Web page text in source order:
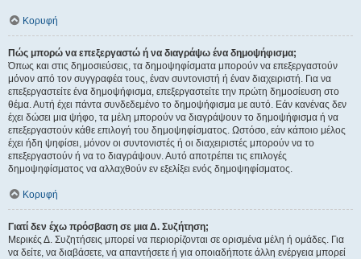
Κορυφή
Πώς μπορώ να επεξεργαστώ ή να διαγράψω ένα δημοψήφισμα;
Όπως και στις δημοσιεύσεις, τα δημοψηφίσματα μπορούν να επεξεργαστούν
μόνον από τον συγγραφέα τους, έναν συντονιστή ή έναν διαχειριστή. Για να
επεξεργαστείτε ένα δημοψήφισμα, επεξεργαστείτε την πρώτη δημοσίευση στο
θέμα. Αυτή έχει πάντα συνδεδεμένο το δημοψήφισμα με αυτό. Εάν κανένας δεν
έχει δώσει μια ψήφο, τα μέλη μπορούν να διαγράψουν το δημοψήφισμα ή να
επεξεργαστούν κάθε επιλογή του δημοψηφίσματος. Ωστόσο, εάν κάποιο μέλος
έχει ήδη ψηφίσει, μόνον οι συντονιστές ή οι διαχειριστές μπορούν να το
επεξεργαστούν ή να το διαγράψουν. Αυτό αποτρέπει τις επιλογές
δημοψηφίσματος να αλλαχθούν εν εξελίξει ενός δημοψηφίσματος.
Κορυφή
Γιατί δεν έχω πρόσβαση σε μια Δ. Συζήτηση;
Μερικές Δ. Συζητήσεις μπορεί να περιορίζονται σε ορισμένα μέλη ή ομάδες. Για
να δείτε, να διαβάσετε, να απαντήσετε ή για οποιαδήποτε άλλη ενέργεια μπορεί